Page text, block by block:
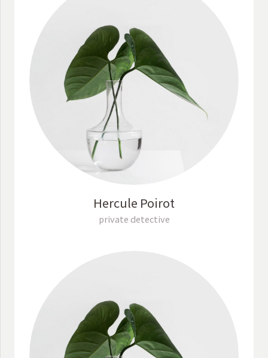
Hercule Poirot
private detective